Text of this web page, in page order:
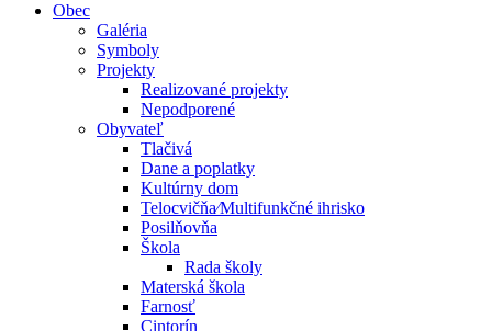
Obec
Galéria
Symboly
Projekty
Realizované projekty
Nepodporené
Obyvateľ
Tlačivá
Dane a poplatky
Kultúrny dom
Telocvičňa⁄Multifunkčné ihrisko
Posilňovňa
Škola
Rada školy
Materská škola
Farnosť
Cintorín